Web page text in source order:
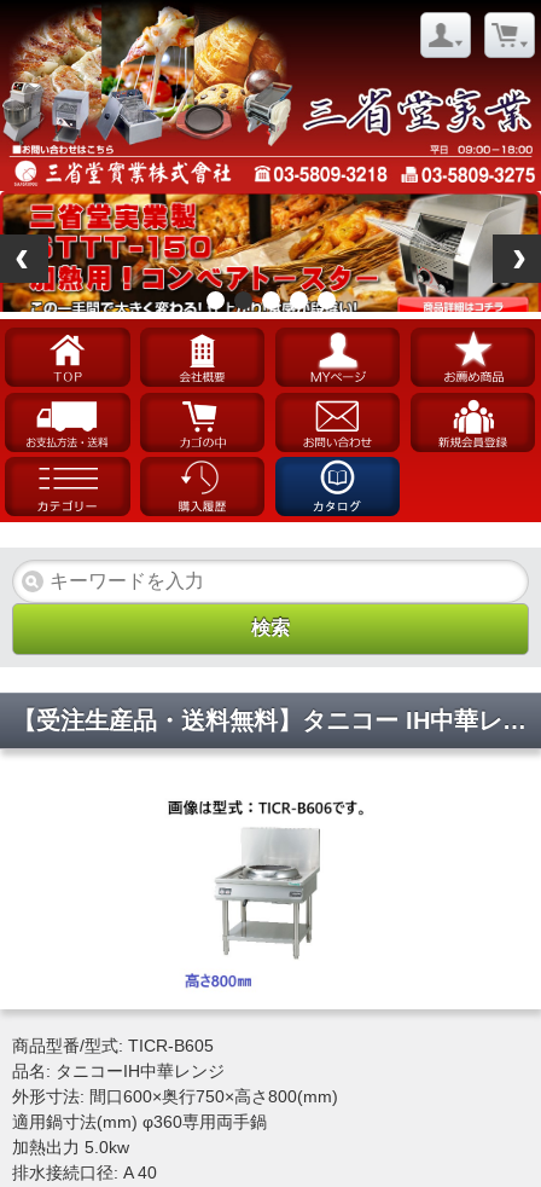
【受注生産品・送料無料】タニコー IH中華レンジ 「スタンドタイプ」 TICR-B605 W600×D750×H800(mm)
商品型番/型式: TICR-B605
品名: タニコーIH中華レンジ
外形寸法: 間口600×奥行750×高さ800(mm)
適用鍋寸法(mm) φ360専用両手鍋
加熱出力 5.0kw
排水接続口径: A 40